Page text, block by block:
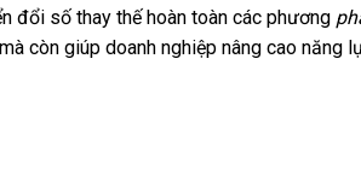
đổi số thay thế hoàn toàn các phương
còn giúp doanh nghiệp nâng cao năng